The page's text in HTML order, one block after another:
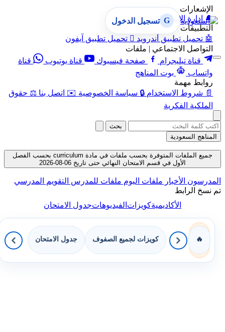
الإشعارات
🔔 إدارة الإشعارات
التطبيقات
🤖 تحميل تطبيق أندرويد  تحميل تطبيق آيفون
التواصل الاجتماعي | ملفات
قناة تيليجرام
صفحة فيسبوك قناة يوتيوب
قناة
واتساب
بوت المناهج
روابط مهمة
📄 شروط الاستخدام 🔒 سياسة الخصوصية ✉️ اتصل بنا ⚖️ حقوق
الملكية الفكرية
G تسجيل الدخول
بحث
المناهج السعودية
جميع الملفات المتوفرة بحسب ملفات في مادة curriculum بحسب الفصل
الأول في قسم الامتحان النهائي حتى تاريخ 06-08-2026
المدرسون الأخبار ملفات اليوم ملفات للمدرس التقويم المدرسي
تم نسخ الرابط
الأكاديميةكويزاتالفيديوهاتجدول الامتحان
🔥 كويزات لجميع الصفوف جدول الامتحان